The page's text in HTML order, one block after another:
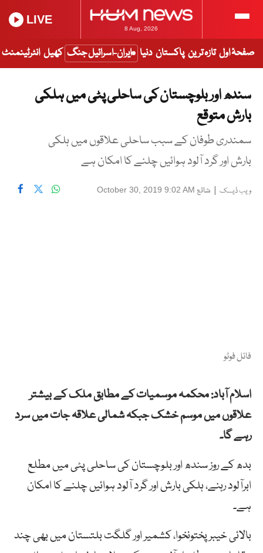
8 Aug, 2026
LIVE
صفحۂ اول تازہ ترین پاکستان دنیا ایران-اسرائیل جنگ کھیل انٹرٹینمنٹ
سندھ اور بلوچستان کی ساحلی پٹی میں ہلکی
بارش متوقع
سمندری طوفان کے سبب ساحلی علاقوں میں ہلکی
بارش اور گرد آلود ہوائیں چلنے کا امکان ہے
ویب ڈیسک | شائع October 30, 2019 9:02 AM
فائل فوٹو
اسلام آباد: محکمہ موسمیات کے مطابق ملک کے بیشتر
علاقوں میں موسم خشک جبکہ شمالی علاقہ جات میں سرد
رہے گا۔
بدھ کے روز سندھ اور بلوچستان کی ساحلی پٹی میں مطلع
ابرآلود رہنے، ہلکی بارش اور گرد آلود ہوائیں چلنے کا امکان
ہے۔
بالائی خیبر پختونخوا، کشمیر اور گلگت بلتستان میں بھی چند